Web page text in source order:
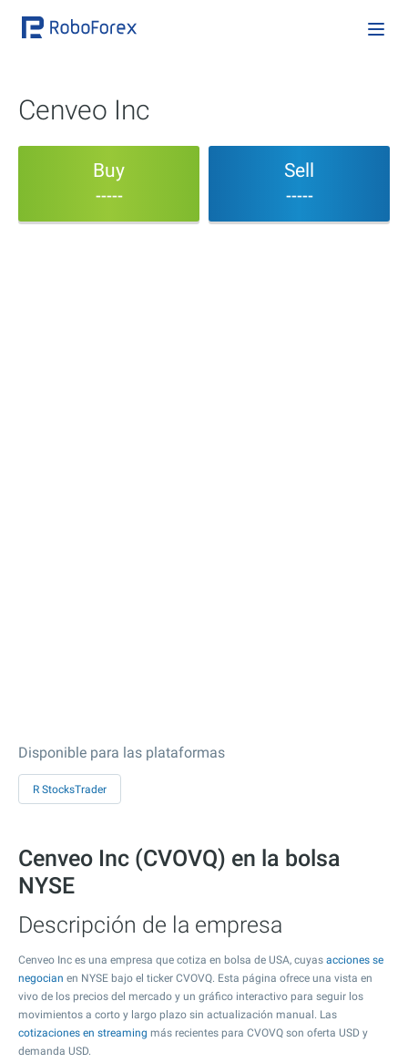
Cenveo Inc
Buy
-----
Sell
-----
Disponible para las plataformas
R StocksTrader
Cenveo Inc (CVOVQ) en la bolsa
NYSE
Descripción de la empresa
Cenveo Inc es una empresa que cotiza en bolsa de USA, cuyas acciones se
negocian en NYSE bajo el ticker CVOVQ. Esta página ofrece una vista en
vivo de los precios del mercado y un gráfico interactivo para seguir los
movimientos a corto y largo plazo sin actualización manual. Las
cotizaciones en streaming más recientes para CVOVQ son oferta USD y
demanda USD.